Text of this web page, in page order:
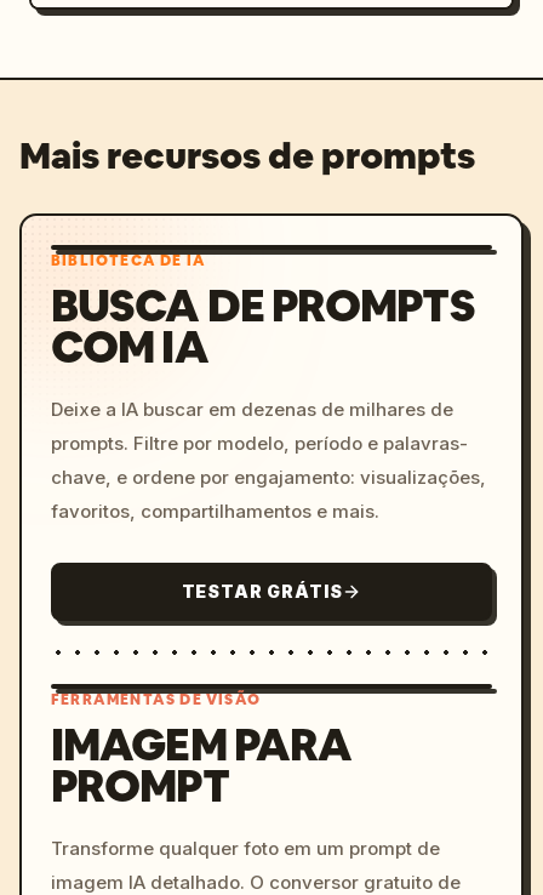
Mais recursos de prompts
BIBLIOTECA DE IA
BUSCA DE PROMPTS
COM IA
Deixe a IA buscar em dezenas de milhares de
prompts. Filtre por modelo, período e palavras-
chave, e ordene por engajamento: visualizações,
favoritos, compartilhamentos e mais.
TESTAR GRÁTIS
colors, 8k --v 6.0
FERRAMENTAS DE VISÃO
IMAGEM PARA
PROMPT
Transforme qualquer foto em um prompt de
imagem IA detalhado. O conversor gratuito de